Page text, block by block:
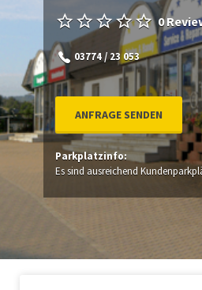
0
03774 / 23 053
ANFRAGE SENDEN
Parkplatzinfo:
Es sind ausreichend